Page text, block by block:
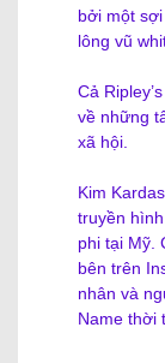
bởi một
lông vũ
Cả
về những
xã hội.
Kim
truyền
phi tại Mỹ.
bên trên
nhân và
Name thời